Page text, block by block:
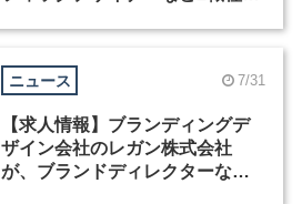
ニュース 7/31
【求人情報】ブランディングデ
ザイン会社のレガン株式会社
が、ブランドディレクターなど3